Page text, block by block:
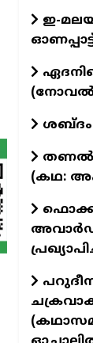
ഇ-
ശബ്ദം
(കഥ: